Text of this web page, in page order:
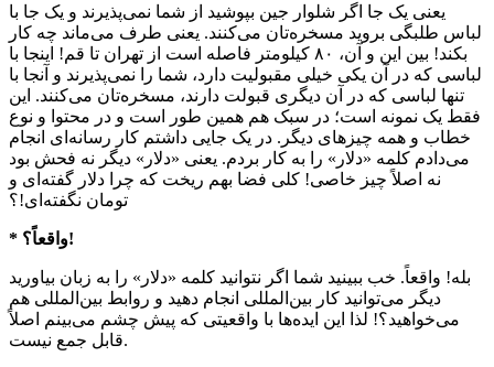
یعنی یک جا اگر شلوار جین بپوشید از شما نمی‌پذیرند و یک جا با
لباس طلبگی بروید مسخره‌تان می‌کنند. یعنی طرف می‌ماند چه کار
بکند! بین این و آن، ۸۰ کیلومتر فاصله است از تهران تا قم! اینجا با
لباسی که در آن یکی خیلی مقبولیت دارد، شما را نمی‌پذیرند و آنجا با
تنها لباسی که در آن دیگری قبولت دارند، مسخره‌تان می‌کنند. این
فقط یک نمونه است؛ در سبک هم همین طور است و در محتوا و نوع
خطاب و همه چیزهای دیگر. در یک جایی داشتم کار رسانه‌ای انجام
می‌دادم کلمه «دلار» را به کار بردم. یعنی «دلار» دیگر نه فحش بود
نه اصلاً چیز خاصی! کلی فضا بهم ریخت که چرا دلار گفته‌ای و
تومان نگفته‌ای!؟
* واقعاً؟!
بله! واقعاً. خب ببینید شما اگر نتوانید کلمه «دلار» را به زبان بیاورید
دیگر می‌توانید کار بین‌المللی انجام دهید و روابط بین‌المللی هم
می‌خواهید؟! لذا این ایده‌ها با واقعیتی که پیش چشم می‌بینم اصلاً
قابل جمع نیست.